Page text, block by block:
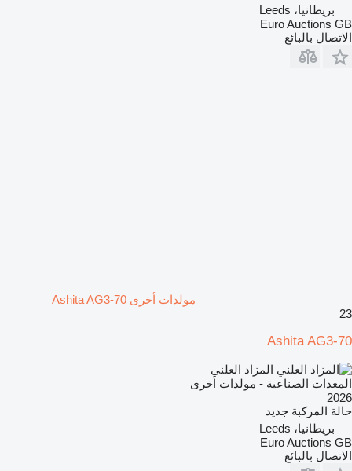
بريطانيا، Leeds
Euro Auctions GB
الاتصال بالبائع
مولدات أخرى Ashita AG3-70
23
Ashita AG3-70
المزاد العلني
المعدات الصناعية - مولدات أخرى
2026
حالة المركبة جديد
بريطانيا، Leeds
Euro Auctions GB
الاتصال بالبائع